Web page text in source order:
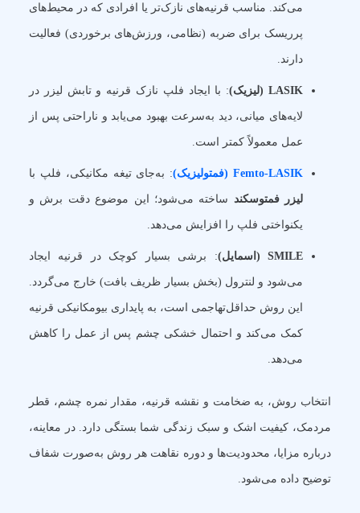
می‌کند. مناسب قرنیه‌های نازک‌تر یا افرادی که در محیط‌های
پرریسک برای ضربه (نظامی، ورزش‌های برخوردی) فعالیت
دارند.
LASIK (لیزیک) : با ایجاد فلپ نازک قرنیه و تابش لیزر در
لایه‌های میانی، دید به‌سرعت بهبود می‌یابد و ناراحتی پس از
عمل معمولاً کمتر است.
Femto-LASIK (فمتولیزیک) : به‌جای تیغه مکانیکی، فلپ با
لیزر فمتوسکند ساخته می‌شود؛ این موضوع دقت برش و
یکنواختی فلپ را افزایش می‌دهد.
SMILE (اسمایل) : برشی بسیار کوچک در قرنیه ایجاد
می‌شود و لنترول (بخش بسیار ظریف بافت) خارج می‌گردد.
این روش حداقل‌تهاجمی است، به پایداری بیومکانیکی قرنیه
کمک می‌کند و احتمال خشکی چشم پس از عمل را کاهش
می‌دهد.
انتخاب روش، به ضخامت و نقشه قرنیه، مقدار نمره چشم، قطر
مردمک، کیفیت اشک و سبک زندگی شما بستگی دارد. در معاینه،
درباره مزایا، محدودیت‌ها و دوره نقاهت هر روش به‌صورت شفاف
توضیح داده می‌شود.